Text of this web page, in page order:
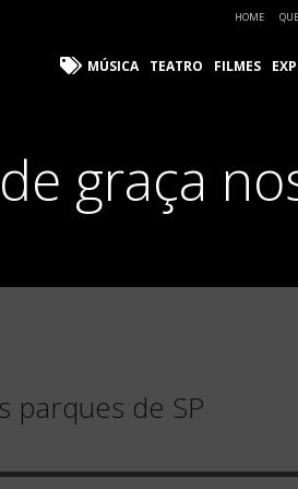
HOME
MÚSICA TEATRO FILMES
graça
parques de SP